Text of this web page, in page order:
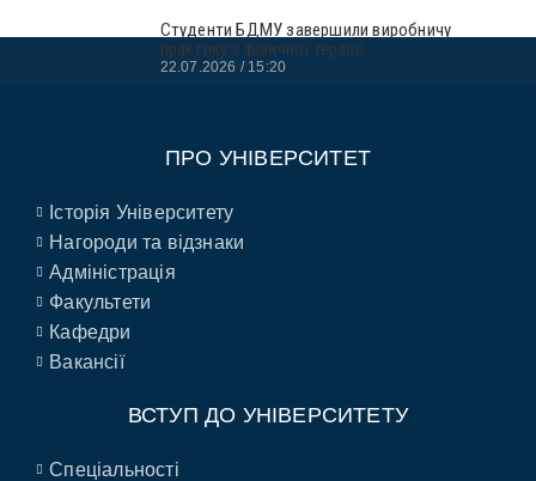
Студенти БДМУ завершили виробничу
практику з фізичної терапії
22.07.2026 15:20
ПРО УНІВЕРСИТЕТ
Історія Університету
Нагороди та відзнаки
Адміністрація
Факультети
Кафедри
Вакансії
ВСТУП ДО УНІВЕРСИТЕТУ
Спеціальності